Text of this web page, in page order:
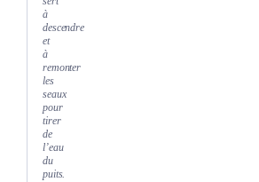
à
descendre
et
à
remonter
les
seaux
pour
tirer
de
l’eau
du
puits.